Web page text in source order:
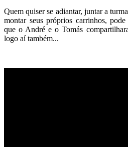
Quem quiser se adiantar, juntar a
montar seus próprios carrinhos,
que o André e o Tomás
logo aí também...